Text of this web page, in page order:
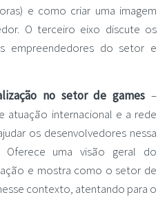
e como criar uma imagem
O terceiro eixo discute os
empreendedores do setor e
no setor de games –
atuação internacional e a rede
os desenvolvedores nessa
uma visão geral do
e mostra como o setor de
contexto, atentando para o